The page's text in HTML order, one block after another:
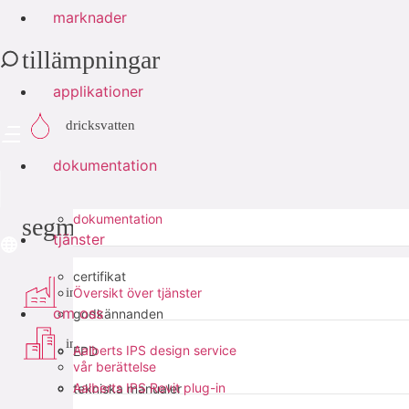
marknader
applikationer
dokumentation
dokumentation
certifikat
godkännanden
EPD
tekniska manualer
tjänster
Översikt över tjänster
Aalberts IPS design service
Aalberts IPS Revit plug-in
om oss
vår berättelse
tillämpningar
dricksvatten
segment
industri
infra